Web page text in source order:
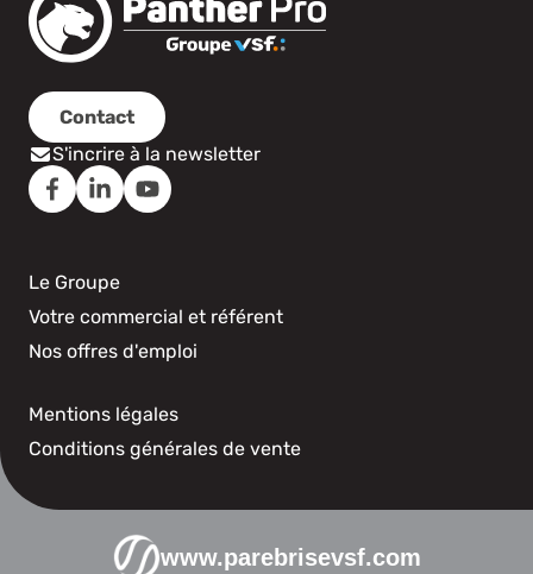
Contact
S'incrire à la newsletter
Le Groupe
Votre commercial et référent
Nos offres d'emploi
Mentions légales
Conditions générales de vente
www.parebrisevsf.com